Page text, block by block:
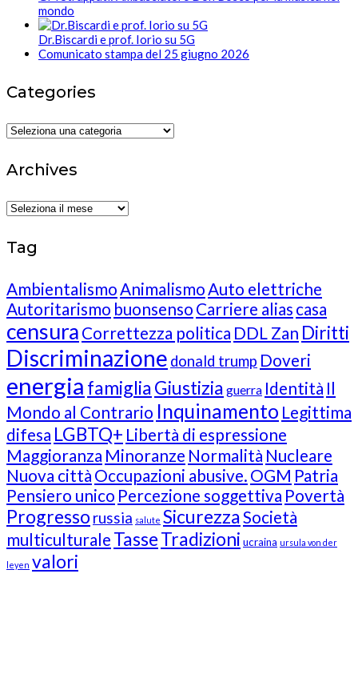
mondo
Dr.Biscardi e prof. Iorio su 5G
Comunicato stampa del 25 giugno 2026
Categories
Categories
Archives
Archives
Tag
Ambientalismo Animalismo Auto elettriche
Autoritarismo buonsenso Carriere alias casa
censura Correttezza politica DDL Zan Diritti
Discriminazione donald trump Doveri
energia famigliaGiustizia guerra Identità Il
Mondo al Contrario Inquinamento Legittima
difesa LGBTQ+ Libertà di espressione
Maggioranza Minoranze Normalità Nucleare
Nuova città Occupazioni abusive. OGM Patria
Pensiero unico Percezione soggettiva Povertà
Progresso russia salute SicurezzaSocietà
multiculturale TasseTradizioni ucraina ursula von der
leyen valori